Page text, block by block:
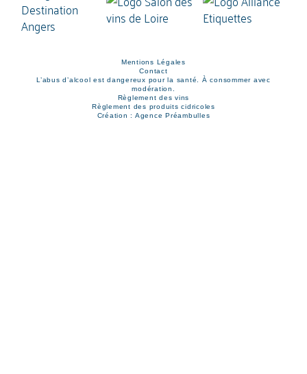
Mentions Légales
Contact
L’abus d’alcool est dangereux pour la santé. À consommer avec
modération.
Règlement des vins
Règlement des produits cidricoles
Création : Agence Préambulles